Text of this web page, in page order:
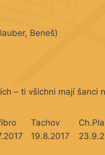
Beneš)
– ti všichni mají šanci
Tachov
19.8.2017